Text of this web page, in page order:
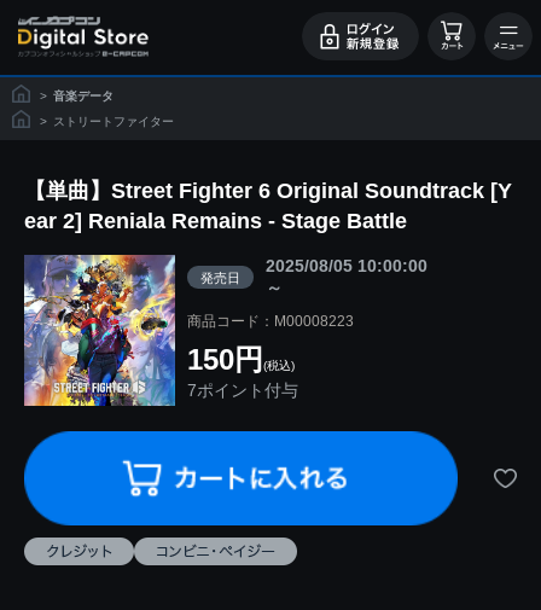
> 音楽データ
>
ストリートファイター
【単曲】Street Fighter 6 Original Soundtrack [Y
ear 2] Reniala Remains - Stage Battle
発売日
2025/08/05 10:00:00
～
商品コード：M00008223
150円 (税込)
7ポイント付与